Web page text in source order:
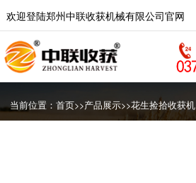
欢迎登陆郑州中联收获机械有限公司官网
当前位置：首页>>产品展示>>花生捡拾收获机